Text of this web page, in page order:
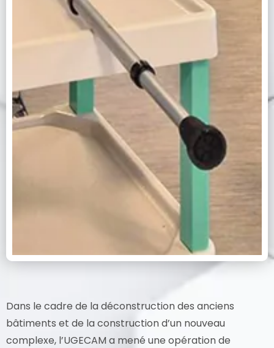
Dans le cadre de la déconstruction des anciens
bâtiments et de la construction d’un nouveau
complexe, l’UGECAM a mené une opération de